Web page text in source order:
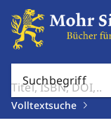
Suchbegriff
Volltextsuche